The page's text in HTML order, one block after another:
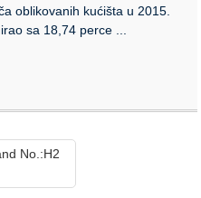
oblikovanih kućišta u 2015.
sa 18,74 perce ...